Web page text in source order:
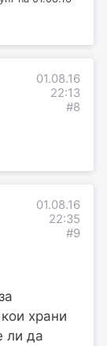
01.08.16
22:13
#8
01.08.16
22:35
#9
храни
ли да